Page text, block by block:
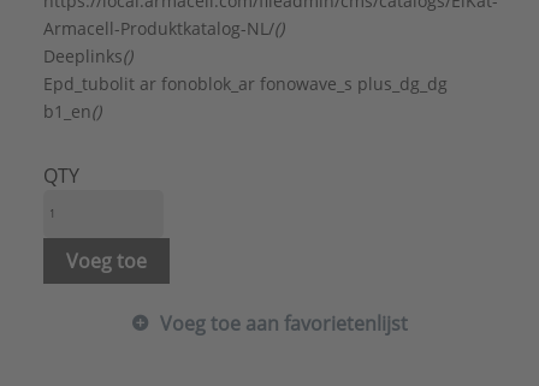
Armacell-Produktkatalog-NL/()
Deeplinks()
Epd_tubolit ar fonoblok_ar fonowave_s plus_dg_dg
b1_en()
QTY
Voeg toe
Voeg toe aan favorietenlijst